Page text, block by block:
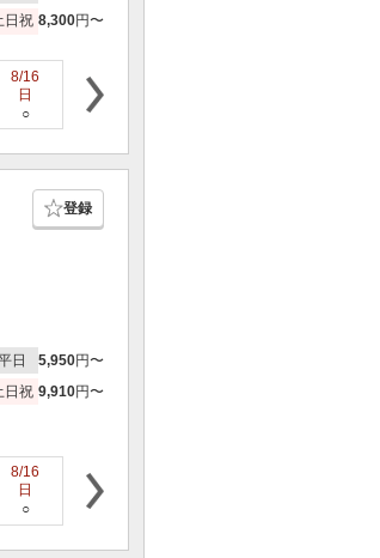
日祝 8,300円〜
8/16
日
○
8/17
月
登録
日 5,950円〜
日祝 9,910円〜
8/16
日
○
8/17
月